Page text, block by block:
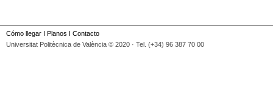
Cómo llegar I Planos I Contacto
Universitat Politècnica de València © 2020 · Tel. (+34) 96 387 70 00